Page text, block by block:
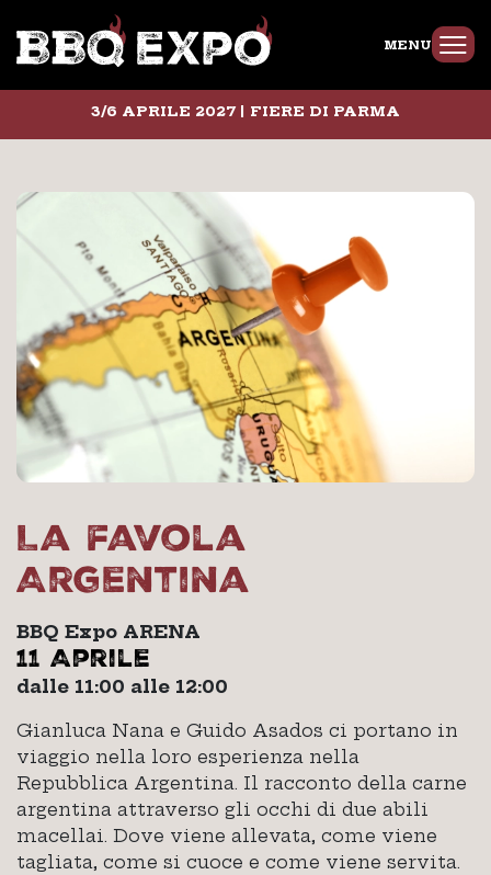
MENU
3/6 APRILE 2027 | FIERE DI PARMA
La favola
Argentina
BBQ Expo ARENA
11 Aprile
dalle 11:00 alle 12:00
Gianluca Nana e Guido Asados ci portano in
viaggio nella loro esperienza nella
Repubblica Argentina. Il racconto della carne
argentina attraverso gli occhi di due abili
macellai. Dove viene allevata, come viene
tagliata, come si cuoce e come viene servita.